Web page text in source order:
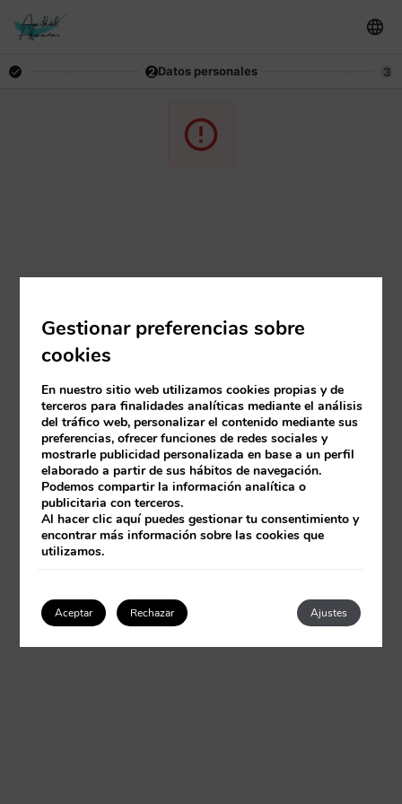
2Datos personales 3
Gestionar preferencias sobre
cookies
En nuestro sitio web utilizamos cookies propias y de
terceros para finalidades analíticas mediante el análisis
del tráfico web, personalizar el contenido mediante sus
preferencias, ofrecer funciones de redes sociales y
mostrarle publicidad personalizada en base a un perfil
elaborado a partir de sus hábitos de navegación.
Podemos compartir la información analítica o
publicitaria con terceros.
Al hacer clicaquípuedes gestionar tu consentimiento y
encontrar más información sobre las cookies que
utilizamos.
Aceptar Ajustes
Rechazar